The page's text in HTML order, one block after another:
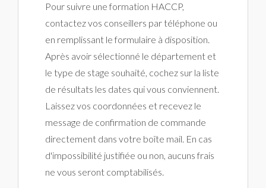
Pour suivre une formation HACCP,
contactez vos conseillers par téléphone ou
en remplissant le formulaire à disposition.
Après avoir sélectionné le département et
le type de stage souhaité, cochez sur la liste
de résultats les dates qui vous conviennent.
Laissez vos coordonnées et recevez le
message de confirmation de commande
directement dans votre boîte mail. En cas
d'impossibilité justifiée ou non, aucuns frais
ne vous seront comptabilisés.